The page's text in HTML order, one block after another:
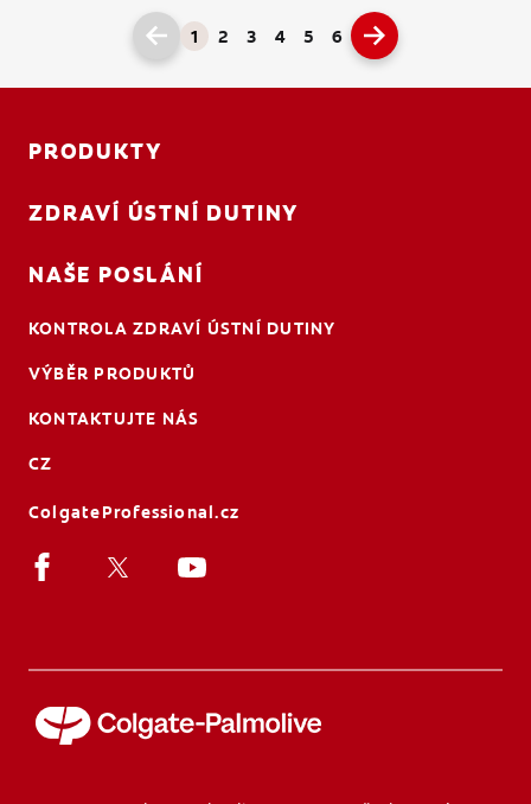
1 2 3 4 5 6
PRODUKTY
ZDRAVÍ ÚSTNÍ DUTINY
NAŠE POSLÁNÍ
KONTROLA ZDRAVÍ ÚSTNÍ DUTINY
VÝBĚR PRODUKTŮ
KONTAKTUJTE NÁS
CZ
ColgateProfessional.cz